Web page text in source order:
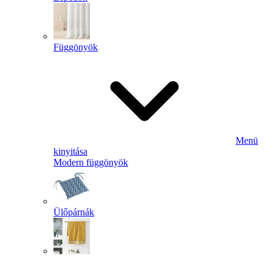
Függönyök
Menü
kinyitása
Modern függönyök
Ülőpárnák